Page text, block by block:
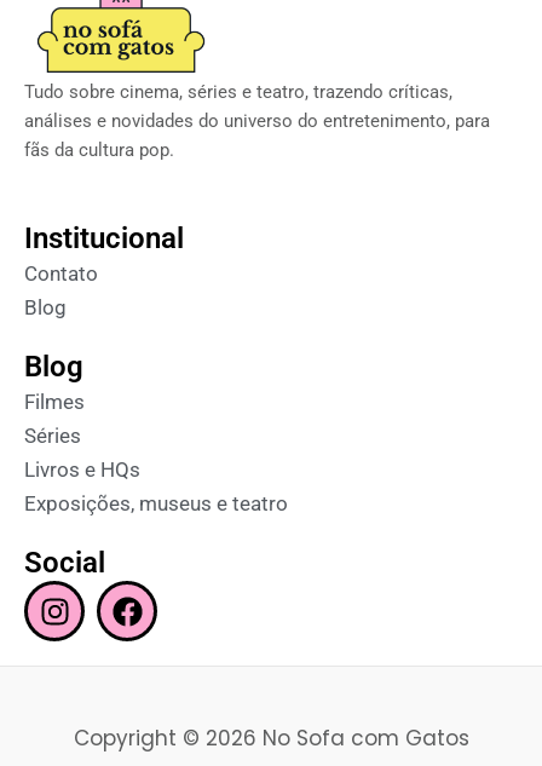
Tudo sobre cinema, séries e teatro, trazendo críticas,
análises e novidades do universo do entretenimento, para
fãs da cultura pop.
Institucional
Contato
Blog
Blog
Filmes
Séries
Livros e HQs
Exposições, museus e teatro
Social
I
n
s
F
a
c
o
Copyright © 2026 No Sofa com Gatos